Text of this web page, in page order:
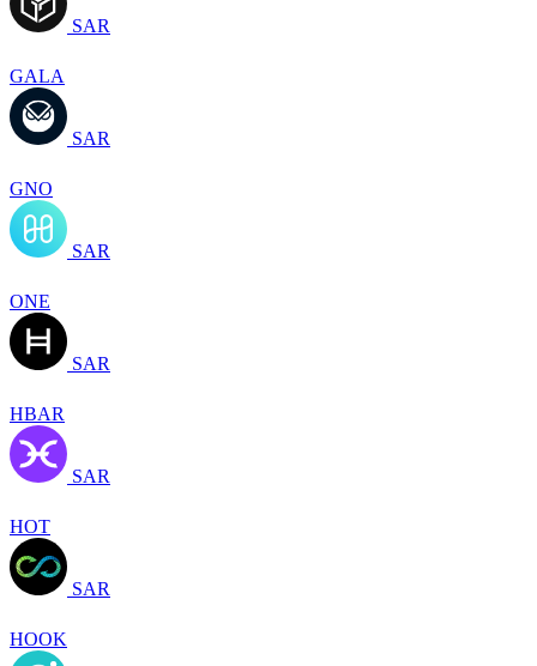
SAR
GALA
SAR
GNO
SAR
ONE
SAR
HBAR
SAR
HOT
SAR
HOOK